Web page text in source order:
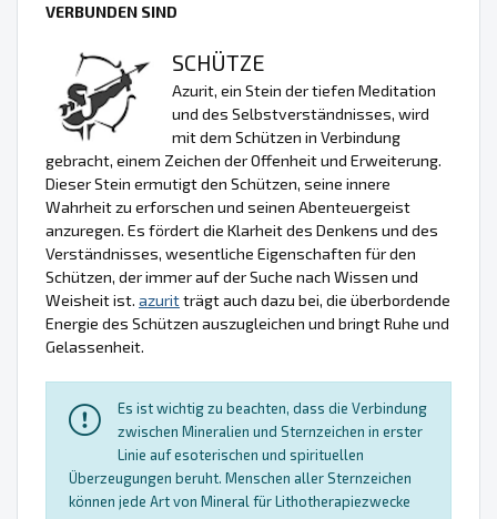
VERBUNDEN SIND
SCHÜTZE
Azurit, ein Stein der tiefen Meditation
und des Selbstverständnisses, wird
mit dem Schützen in Verbindung
gebracht, einem Zeichen der Offenheit und Erweiterung.
Dieser Stein ermutigt den Schützen, seine innere
Wahrheit zu erforschen und seinen Abenteuergeist
anzuregen. Es fördert die Klarheit des Denkens und des
Verständnisses, wesentliche Eigenschaften für den
Schützen, der immer auf der Suche nach Wissen und
Weisheit ist. azuritträgt auch dazu bei, die überbordende
Energie des Schützen auszugleichen und bringt Ruhe und
Gelassenheit.
Es ist wichtig zu beachten, dass die Verbindung
zwischen Mineralien und Sternzeichen in erster
Linie auf esoterischen und spirituellen
Überzeugungen beruht. Menschen aller Sternzeichen
können jede Art von Mineral für Lithotherapiezwecke